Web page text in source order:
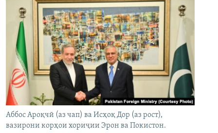
Аббос Ароқчӣ (аз чап) ва Исҳоқ Дор (аз рост),
вазирони корҳои хориҷии Эрон ва Покистон.